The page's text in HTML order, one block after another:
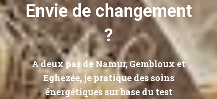
Envie de changement
?
A deux pas de Namur, Gembloux et
Eghezée, je pratique des soins
énergétiques sur base du test